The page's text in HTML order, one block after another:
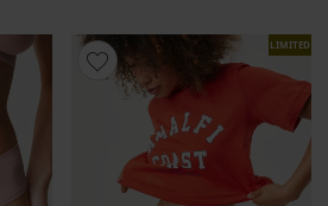
LIMITED